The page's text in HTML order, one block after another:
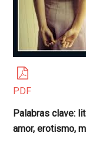
PDF
Palabras clave:
amor, erotismo,